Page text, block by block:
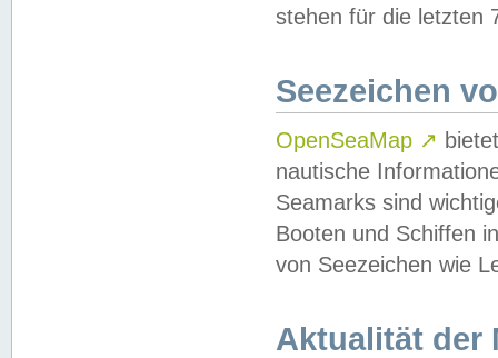
stehen für die letzten
Seezeichen
OpenSeaMap ↗
nautische
Seamarks sind
Booten und Schiffen
von Seezeichen wie
Aktualität der